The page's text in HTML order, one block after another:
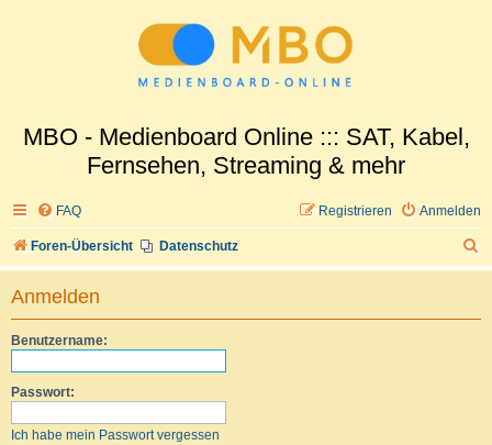
MBO - Medienboard Online ::: SAT, Kabel,
Fernsehen, Streaming & mehr
FAQ Anmelden
Registrieren
Foren-Übersicht Datenschutz
u
Anmelden
Benutzername:
Passwort:
Ich habe mein Passwort vergessen